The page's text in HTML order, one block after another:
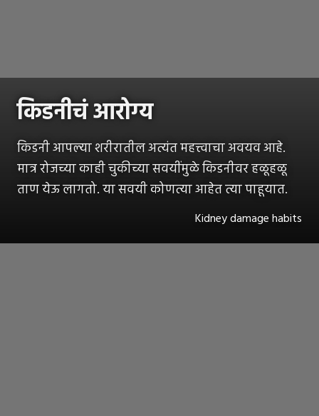
किडनीचं आरोग्य
किडनी आपल्या शरीरातील अत्यंत महत्त्वाचा अवयव आहे.
मात्र रोजच्या काही चुकीच्या सवयींमुळे किडनीवर हळूहळू
ताण येऊ लागतो. या सवयी कोणत्या आहेत त्या पाहूयात.
Kidney damage habits